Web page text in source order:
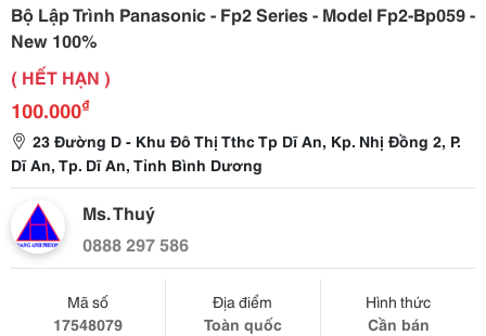
Bộ Lập Trình Panasonic - Fp2 Series - Model Fp2-Bp059 -
New 100%
( HẾT HẠN )
100.000₫
23 Đường D - Khu Đô Thị Tthc Tp Dĩ An, Kp. Nhị Đồng 2, P.
Dĩ An, Tp. Dĩ An, Tỉnh Bình Dương
Ms. Thuý
0888 297 586
Mã số
17548079
Địa điểm
Toàn quốc
Hình thức
Cần bán